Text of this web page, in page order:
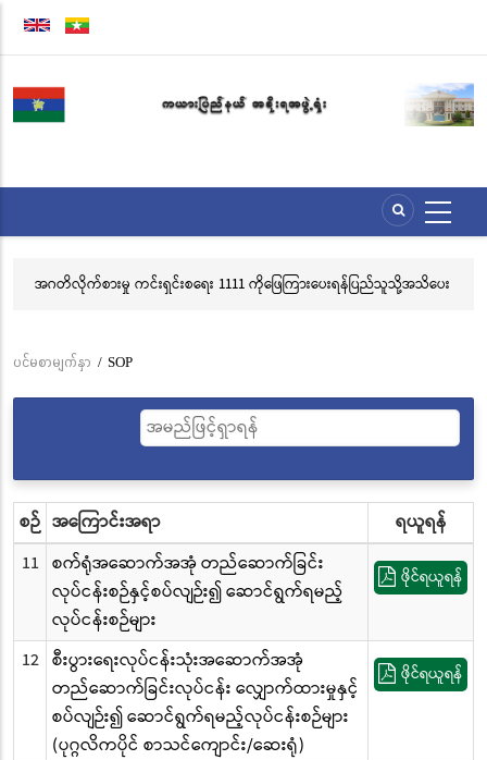
အဓိက
အကြောင်းအရာ
သွား
မည်
အဂတိလိုက်စားမှု ကင်းရှင်းစရေး 1111 ကိုဖြေကြားပေးရန်ပြည်သူသို့အသိပေး
Breadcrumb
ပင်မစာမျက်နှာ / SOP
စဉ် အကြောင်းအရာ
ရယူရန်
11 စက်ရုံအဆောက်အအုံ တည်ဆောက်ခြင်း
လုပ်ငန်းစဉ်နှင့်စပ်လျဉ်း၍ ဆောင်ရွက်ရမည့်
လုပ်ငန်းစဉ်များ
ဖိုင်ရယူရန်
12 စီးပွားရေးလုပ်ငန်းသုံးအဆောက်အအုံ
တည်ဆောက်ခြင်းလုပ်ငန်း လျှောက်ထားမှုနှင့်
စပ်လျဉ်း၍ ဆောင်ရွက်ရမည့်လုပ်ငန်းစဉ်များ
(ပုဂ္ဂလိကပိုင် စာသင်ကျောင်း/ဆေးရုံ)
ဖိုင်ရယူရန်